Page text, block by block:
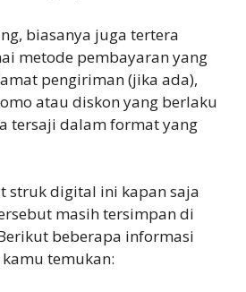
biasanya juga tertera
metode pembayaran yang
pengiriman (jika ada),
atau diskon yang berlaku
tersaji dalam format yang
struk digital ini kapan saja
masih tersimpan di
beberapa informasi
temukan: